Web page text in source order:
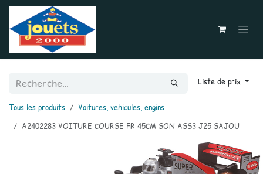
Se rendre au contenu
Liste de prix
Tous les produits
Voitures, vehicules, engins
A2402283 VOITURE COURSE FR 45CM SON ASS3 J25 SAJOU